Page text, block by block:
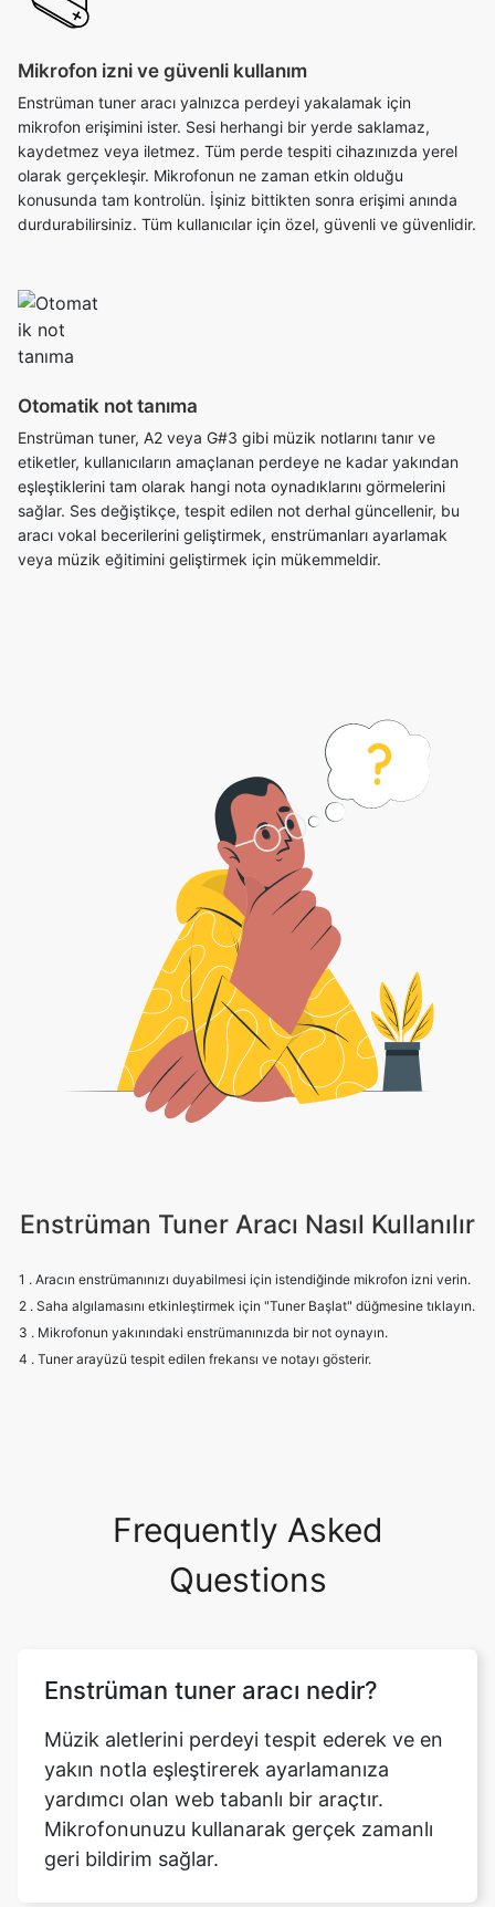
Mikrofon izni ve güvenli kullanım
Enstrüman tuner aracı yalnızca perdeyi yakalamak için
mikrofon erişimini ister. Sesi herhangi bir yerde saklamaz,
kaydetmez veya iletmez. Tüm perde tespiti cihazınızda yerel
olarak gerçekleşir. Mikrofonun ne zaman etkin olduğu
konusunda tam kontrolün. İşiniz bittikten sonra erişimi anında
durdurabilirsiniz. Tüm kullanıcılar için özel, güvenli ve güvenlidir.
Otomatik not tanıma
Enstrüman tuner, A2 veya G#3 gibi müzik notlarını tanır ve
etiketler, kullanıcıların amaçlanan perdeye ne kadar yakından
eşleştiklerini tam olarak hangi nota oynadıklarını görmelerini
sağlar. Ses değiştikçe, tespit edilen not derhal güncellenir, bu
aracı vokal becerilerini geliştirmek, enstrümanları ayarlamak
veya müzik eğitimini geliştirmek için mükemmeldir.
Enstrüman Tuner Aracı Nasıl Kullanılır
1 . Aracın enstrümanınızı duyabilmesi için istendiğinde mikrofon izni verin.
2 . Saha algılamasını etkinleştirmek için "Tuner Başlat" düğmesine tıklayın.
3 . Mikrofonun yakınındaki enstrümanınızda bir not oynayın.
4 . Tuner arayüzü tespit edilen frekansı ve notayı gösterir.
Frequently Asked
Questions
Enstrüman tuner aracı nedir?
Müzik aletlerini perdeyi tespit ederek ve en
yakın notla eşleştirerek ayarlamanıza
yardımcı olan web tabanlı bir araçtır.
Mikrofonunuzu kullanarak gerçek zamanlı
geri bildirim sağlar.